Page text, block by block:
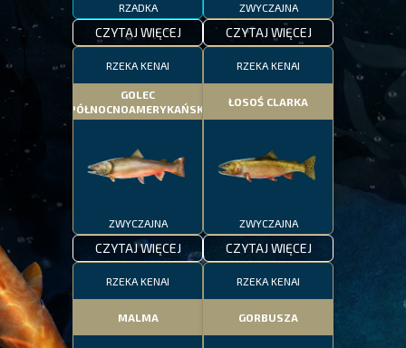
RZADKA
CZYTAJ WIĘCEJ
ZWYCZAJNA
CZYTAJ WIĘCEJ
RZEKA KENAI
GOLEC
PÓŁNOCNOAMERYKAŃSKI
ZWYCZAJNA
CZYTAJ WIĘCEJ
RZEKA KENAI
ŁOSOŚ CLARKA
ZWYCZAJNA
CZYTAJ WIĘCEJ
RZEKA KENAI
MALMA
RZEKA KENAI
GORBUSZA